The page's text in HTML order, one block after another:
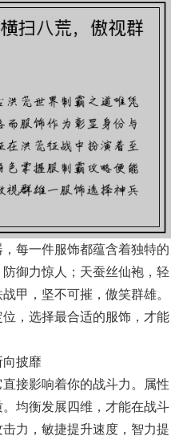
每一件服饰都蕴含着独特的
御力惊人；天蚕丝仙袍，轻
甲，坚不可摧，傲笑群雄。
，选择最合适的服饰，才能
披靡
接影响着你的战斗力。属性
均衡发展四维，才能在战斗
力，敏捷提升速度，智力提